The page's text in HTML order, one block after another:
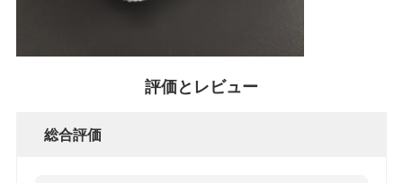
評価とレビュー
総合評価